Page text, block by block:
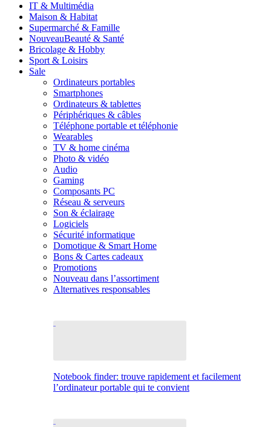
IT & Multimédia
Maison & Habitat
Supermarché & Famille
NouveauBeauté & Santé
Bricolage & Hobby
Sport & Loisirs
Sale
Ordinateurs portables
Smartphones
Ordinateurs & tablettes
Périphériques & câbles
Téléphone portable et téléphonie
Wearables
TV & home cinéma
Photo & vidéo
Audio
Gaming
Composants PC
Réseau & serveurs
Son & éclairage
Logiciels
Sécurité informatique
Domotique & Smart Home
Bons & Cartes cadeaux
Promotions
Nouveau dans l’assortiment
Alternatives responsables
Notebook finder: trouve rapidement et facilement
l’ordinateur portable qui te convient